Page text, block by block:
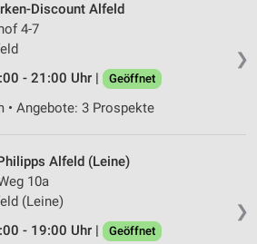
❯
Discount Alfeld
4-7
- 21:00 Uhr |
Geöffnet
• Angebote: 3 Prospekte
❯
Alfeld (Leine)
10a
(Leine)
- 19:00 Uhr |
Geöffnet